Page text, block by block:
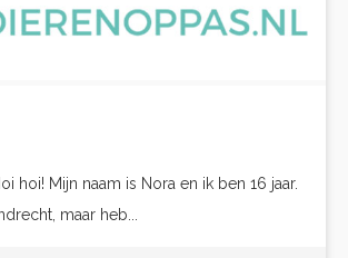
hoi! Mijn naam is Nora en ik ben 16 jaar.
maar heb...